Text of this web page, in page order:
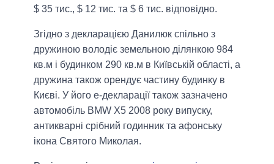
$ 35 тис., $ 12 тис. та $ 6 тис. відповідно.
Згідно з декларацією Данилюк спільно з
дружиною володіє земельною ділянкою 984
кв.м і будинком 290 кв.м в Київській області, а
дружина також орендує частину будинку в
Києві. У його е-декларації також зазначено
автомобіль BMW Х5 2008 року випуску,
антикварні срібний годинник та афонську
ікона Святого Миколая.